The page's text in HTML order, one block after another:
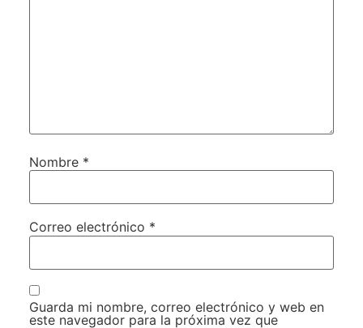
Nombre *
Correo electrónico *
Guarda mi nombre, correo electrónico y web en
este navegador para la próxima vez que